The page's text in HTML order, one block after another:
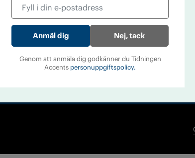
Barbro Janson Lundkvist,
Nej, tack
Genom att anmäla dig godkänner du Tidningen
Accents personuppgiftspolicy.